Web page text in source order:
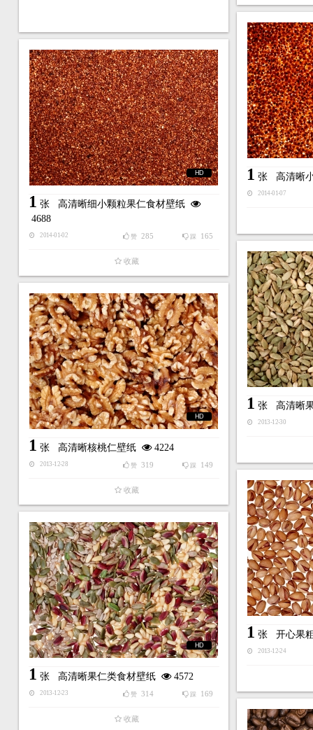
1 张 高清晰
2014-01-07
HD
1 张 高清晰细小颗粒果仁食材壁纸
4688
2014-01-02 踩 165
赞 285
收藏
1 张 高清晰
2013-12-30
HD
1 张 高清晰核桃仁壁纸 4224
2013-12-28 踩 149
赞 319
收藏
1 张 开心果
2013-12-24
HD
1 张 高清晰果仁类食材壁纸 4572
2013-12-23 踩 169
赞 314
收藏